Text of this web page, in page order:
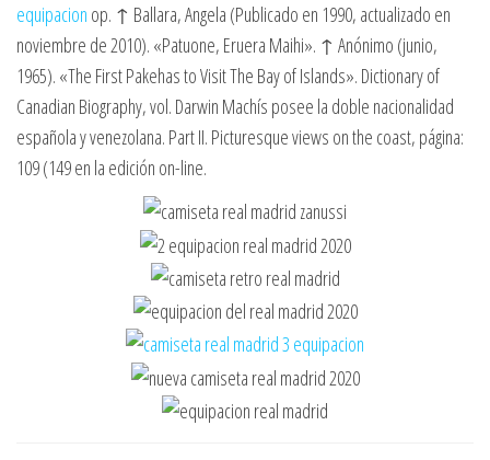
equipacion op. ↑ Ballara, Angela (Publicado en 1990, actualizado en
noviembre de 2010). «Patuone, Eruera Maihi». ↑ Anónimo (junio,
1965). «The First Pakehas to Visit The Bay of Islands». Dictionary of
Canadian Biography, vol. Darwin Machís posee la doble nacionalidad
española y venezolana. Part II. Picturesque views on the coast, página:
109 (149 en la edición on-line.